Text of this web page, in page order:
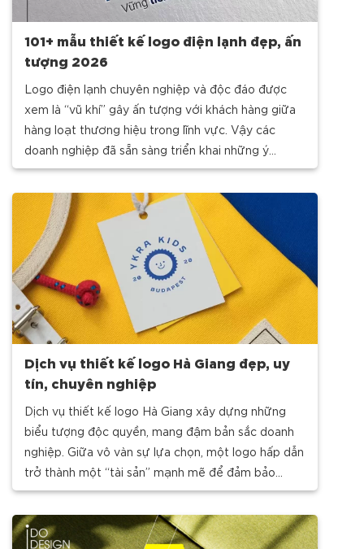
101+ mẫu thiết kế logo điện lạnh đẹp, ấn
tượng 2026
Logo điện lạnh chuyên nghiệp và độc đáo được
xem là “vũ khí” gây ấn tượng với khách hàng giữa
hàng loạt thương hiệu trong lĩnh vực. Vậy các
doanh nghiệp đã sẵn sàng triển khai những ý
tưởng thiết kế đẹp mắt, ý nghĩa?
Dịch vụ thiết kế logo Hà Giang đẹp, uy
tín, chuyên nghiệp
Dịch vụ thiết kế logo Hà Giang xây dựng những
biểu tượng độc quyền, mang đậm bản sắc doanh
nghiệp. Giữa vô vàn sự lựa chọn, một logo hấp dẫn
trở thành một “tài sản” mạnh mẽ để đảm bảo
thương hiệu của bạn trở